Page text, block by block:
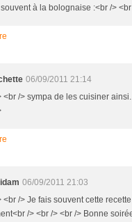
à la bolognaise :<br /> <br
06/09/2011 21:14
<br /> sympa de les cuisiner
06/09/2011 21:03
<br /> Je fais souvent cette
/> <br /> <br /> Bonne